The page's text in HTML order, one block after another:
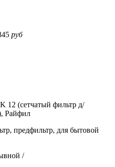
руб
12 (сетчатый фильтр д/
Райфил
предфильтр, для бытовой
/